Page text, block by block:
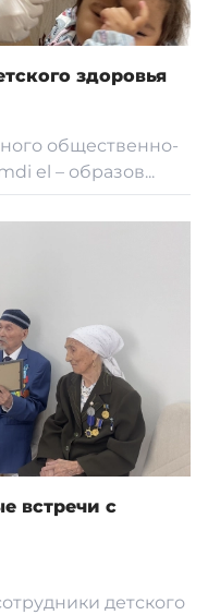
здоровья
общественно-
el – образов...
встречи с
детского